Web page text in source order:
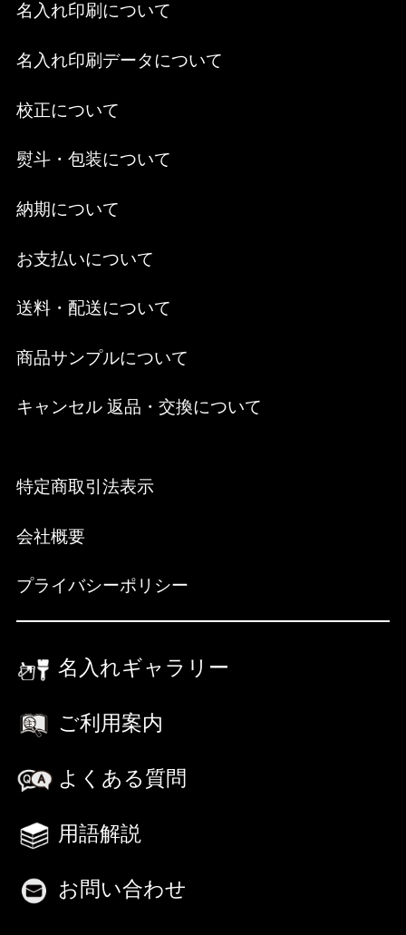
名入れ印刷について
名入れ印刷データについて
校正について
熨斗・包装について
納期について
お支払いについて
送料・配送について
商品サンプルについて
キャンセル 返品・交換について
特定商取引法表示
会社概要
プライバシーポリシー
名入れギャラリー
ご利用案内
よくある質問
用語解説
お問い合わせ